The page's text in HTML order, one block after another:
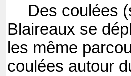
Des coulées
Blaireaux se
les même
coulées autour